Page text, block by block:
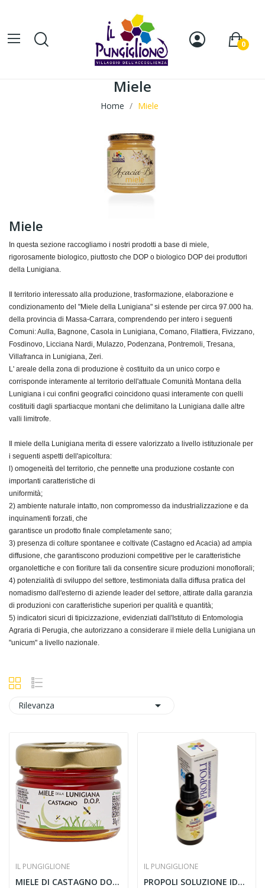
0
Miele
Home Miele
Miele
In questa sezione raccogliamo i nostri prodotti a base di miele,
rigorosamente biologico, piuttosto che DOP o biologico DOP dei produttori
della Lunigiana.
Il territorio interessato alla produzione, trasformazione, elaborazione e
condizionamento del "Miele della Lunigiana" si estende per circa 97.000 ha.
della provincia di Massa-Carrara, comprendendo per intero i seguenti
Comuni: Aulla, Bagnone, Casola in Lunigiana, Comano, Filattiera, Fivizzano,
Fosdinovo, Licciana Nardi, Mulazzo, Podenzana, Pontremoli, Tresana,
Villafranca in Lunigiana, Zeri.
L' areale della zona di produzione è costituito da un unico corpo e
corrisponde interamente al territorio dell'attuale Comunità Montana della
Lunigiana i cui confini geografici coincidono quasi interamente con quelli
costituiti dagli spartiacque montani che delimitano la Lunigiana dalle altre
valli limitrofe.
Il miele della Lunigiana merita di essere valorizzato a livello istituzionale per
i seguenti aspetti dell'apicoltura:
l) omogeneità del territorio, che pennette una produzione costante con
importanti caratteristiche di
uniformità;
2) ambiente naturale intatto, non compromesso da industrializzazione e da
inquinamenti forzati, che
garantisce un prodotto finale completamente sano;
3) presenza di colture spontanee e coltivate (Castagno ed Acacia) ad ampia
diffusione, che garantiscono produzioni competitive per le caratteristiche
organolettiche e con fioriture tali da consentire sicure produzioni monoflorali;
4) potenzialità di sviluppo del settore, testimoniata dalla diffusa pratica del
nomadismo dall'esterno di aziende leader del settore, attirate dalla garanzia
di produzioni con caratteristiche superiori per qualità e quantità;
5) indicatori sicuri di tipicizzazione, evidenziati dall'Istituto di Entomologia
Agraria di Perugia, che autorizzano a considerare il miele della Lunigiana un
"unicum" a livello nazionale.
Rilevanza 
IL PUNGIGLIONE
MIELE DI CASTAGNO DOP 30g MONODOSE
IL PUNGIGLIONE
PROPOLI SOLUZIONE IDROALCOLICA BIOLOGICA 30 ml